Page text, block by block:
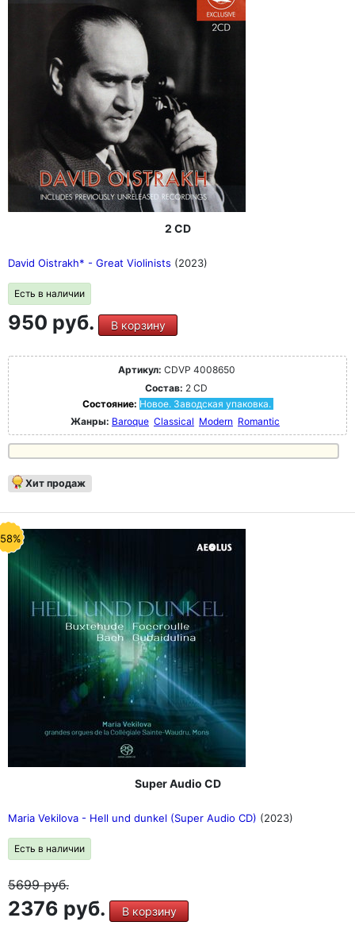
2 CD
David Oistrakh* - Great Violinists (2023)
Есть в наличии
950 руб. В корзину
Артикул: CDVP 4008650
Состав: 2 CD
Состояние: Новое. Заводская упаковка.
Жанры: Baroque Classical Modern Romantic
Хит продаж
Super Audio CD
Maria Vekilova - Hell und dunkel (Super Audio CD) (2023)
Есть в наличии
5699руб.
2376 руб. В корзину